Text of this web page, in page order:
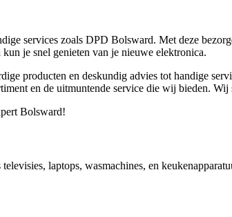
services zoals DPD Bolsward. Met deze
je snel genieten van je nieuwe elektronica.
producten en deskundig advies tot handige
en de uitmuntende service die wij bieden. Wij
Bolsward!
laptops, wasmachines, en